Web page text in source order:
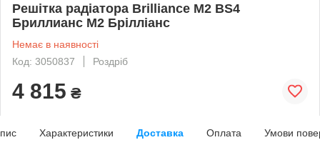
Решітка радіатора Brilliance M2 BS4
Бриллианс М2 Брілліанс
Немає в наявності
Код: 3050837
Роздріб
4 815 ₴
Характеристики Доставка Оплата Умови